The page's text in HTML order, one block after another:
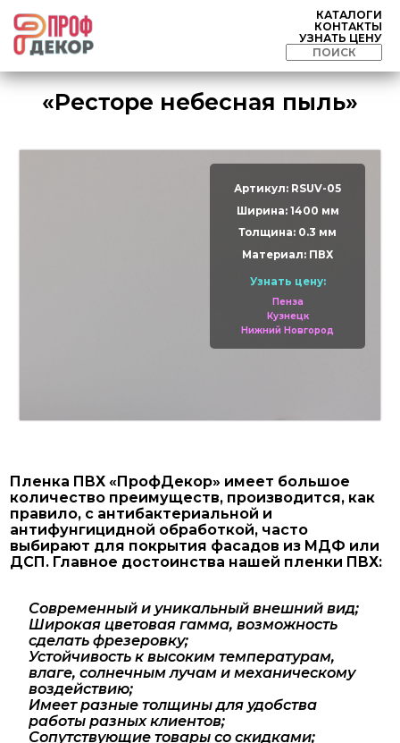
КАТАЛОГИ
КОНТАКТЫ
УЗНАТЬ ЦЕНУ
«Ресторе небесная пыль»
Артикул: RSUV-05
Ширина: 1400 мм
Толщина: 0.3 мм
Материал: ПВХ
Узнать цену:
Пенза
Кузнецк
Нижний Новгород
Пленка ПВХ «ПрофДекор» имеет большое
количество преимуществ, производится, как
правило, с антибактериальной и
антифунгицидной обработкой, часто
выбирают для покрытия фасадов из МДФ или
ДСП. Главное достоинства нашей пленки ПВХ:
Современный и уникальный внешний вид;
Широкая цветовая гамма, возможность
сделать фрезеровку;
Устойчивость к высоким температурам,
влаге, солнечным лучам и механическому
воздействию;
Имеет разные толщины для удобства
работы разных клиентов;
Сопутствующие товары со скидками;